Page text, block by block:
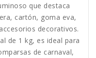
que destaca
cartón, goma eva,
decorativos.
de 1 kg, es ideal para
de carnaval,